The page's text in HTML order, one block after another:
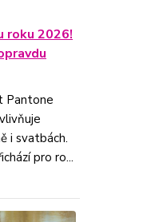
roku 2026!
Pantone
i svatbách.
pro ro...